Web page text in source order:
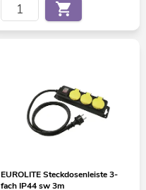
EUROLITE Steckdosenleiste 3-
fach IP44 sw 3m